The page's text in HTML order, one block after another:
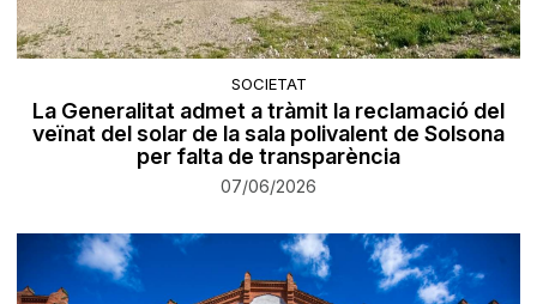
SOCIETAT
La Generalitat admet a tràmit la reclamació del
veïnat del solar de la sala polivalent de Solsona
per falta de transparència
07/06/2026